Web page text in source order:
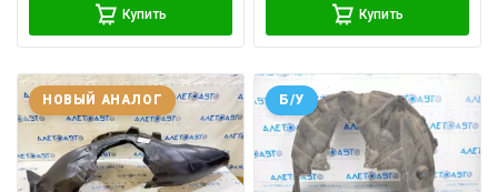
Купить Купить
НОВЫЙ АНАЛОГ Б/У